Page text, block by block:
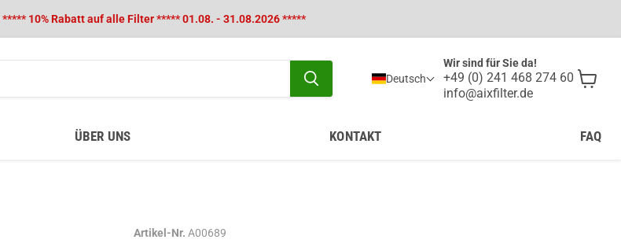
***** 10% Rabatt auf alle Filter ***** 01.08. - 31.08.2026 *****
Deutsch
Wir sind für Sie da!
+49 (0) 241 468 274 60
info@aixfilter.de
ÜBER UNS KONTAKT FAQ
Artikel-Nr. A00689